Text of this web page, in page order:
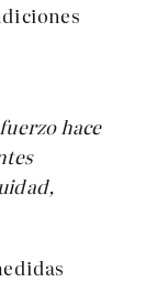
hace